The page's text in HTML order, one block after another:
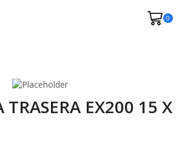
0
TRASERA EX200 15 X